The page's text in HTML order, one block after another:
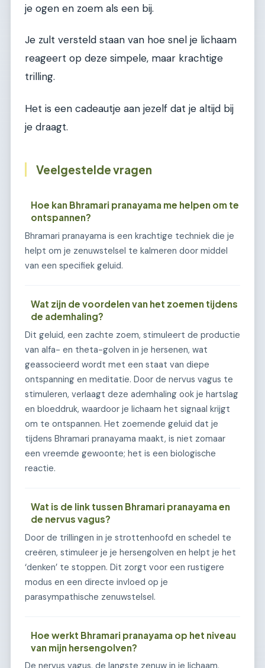
je ogen en zoem als een bij.
Je zult versteld staan van hoe snel je lichaam
reageert op deze simpele, maar krachtige
trilling.
Het is een cadeautje aan jezelf dat je altijd bij
je draagt.
Veelgestelde vragen
Hoe kan Bhramari pranayama me helpen om te
ontspannen?
Bhramari pranayama is een krachtige techniek die je
helpt om je zenuwstelsel te kalmeren door middel
van een specifiek geluid.
Wat zijn de voordelen van het zoemen tijdens
de ademhaling?
Dit geluid, een zachte zoem, stimuleert de productie
van alfa- en theta-golven in je hersenen, wat
geassocieerd wordt met een staat van diepe
ontspanning en meditatie. Door de nervus vagus te
stimuleren, verlaagt deze ademhaling ook je hartslag
en bloeddruk, waardoor je lichaam het signaal krijgt
om te ontspannen. Het zoemende geluid dat je
tijdens Bhramari pranayama maakt, is niet zomaar
een vreemde gewoonte; het is een biologische
reactie.
Wat is de link tussen Bhramari pranayama en
de nervus vagus?
Door de trillingen in je strottenhoofd en schedel te
creëren, stimuleer je je hersengolven en helpt je het
‘denken’ te stoppen. Dit zorgt voor een rustigere
modus en een directe invloed op je
parasympathische zenuwstelsel.
Hoe werkt Bhramari pranayama op het niveau
van mijn hersengolven?